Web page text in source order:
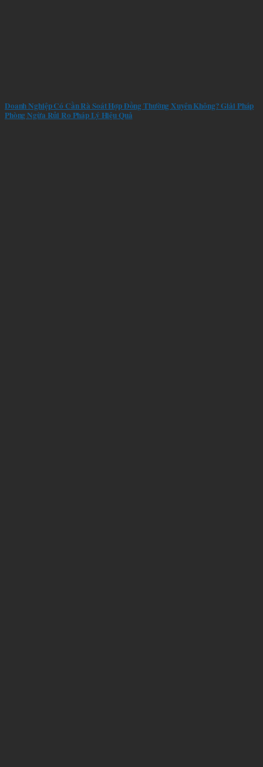
Doanh Nghiệp Có Cần Rà Soát Hợp Đồng Thường Xuyên Không? Giải Pháp
Phòng Ngừa Rủi Ro Pháp Lý Hiệu Quả